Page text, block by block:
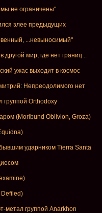
не ограничены"
злее предыдущих
...невыносимый"
мир, где нет границ...
ужас выходит в космос
Непреодолимого нет
группой Orthodoxy
(Moribund Oblivion, Groza)
ударником Tierra Santa
Defiled)
метал группой Anarkhon